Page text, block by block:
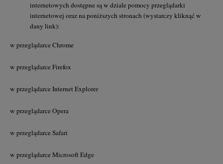
internetowych dostępne są w dziale pomocy przeglądarki
internetowej oraz na poniższych stronach (wystarczy kliknąć w
dany link):
w przeglądarce Chrome
w przeglądarce Firefox
w przeglądarce Internet Explorer
w przeglądarce Opera
w przeglądarce Safari
w przeglądarce Microsoft Edge